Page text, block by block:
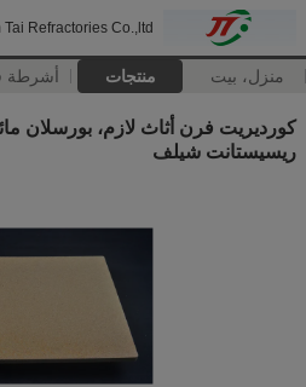
Refractories Co.,ltd
منزل، بيت منتجات أشرطة
كورديريت فرن أثاث لازم، بورسلان
ريسيستانت شيلف